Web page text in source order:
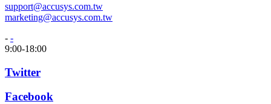
support@accusys.com.tw
marketing@accusys.com.tw
- -
9:00-18:00
Twitter
Facebook